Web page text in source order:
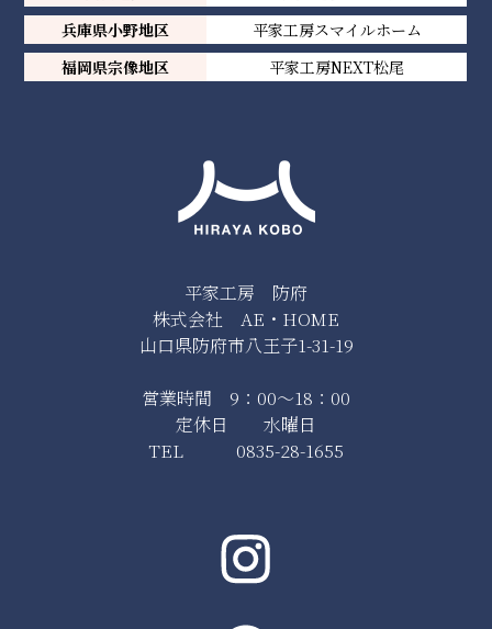
平家工房 防府
株式会社 AE・HOME
山口県防府市八王子1-31-19
営業時間 9：00～18：00
定休日 水曜日
TEL 0835-28-1655
兵庫県小野地区
平家工房スマイルホーム
福岡県宗像地区
平家工房NEXT松尾